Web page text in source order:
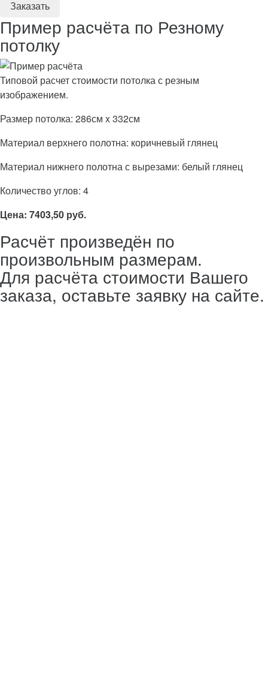
Пример расчёта по Резному
потолку
Типовой расчет стоимости потолка с резным
изображением.
Размер потолка: 286см x 332см
Материал верхнего полотна: коричневый глянец
Материал нижнего полотна с вырезами: белый глянец
Количество углов: 4
Цена: 7403,50 руб.
Расчёт произведён по
произвольным размерам.
Для расчёта стоимости Вашего
заказа, оставьте заявку на сайте.